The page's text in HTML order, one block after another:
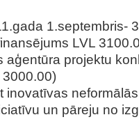
1.septembris-
LVL
projektu
3000.00)
inovatīvas
un pāreju no